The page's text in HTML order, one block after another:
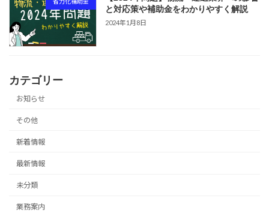
と対応策や補助金をわかりやすく解説
2024年1月8日
カテゴリー
お知らせ
その他
新着情報
最新情報
未分類
業務案内